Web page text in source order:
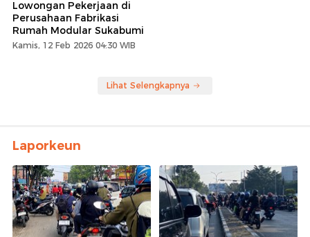
Lowongan Pekerjaan di
Perusahaan Fabrikasi
Rumah Modular Sukabumi
Kamis, 12 Feb 2026 04:30 WIB
Lihat Selengkapnya
Laporkeun